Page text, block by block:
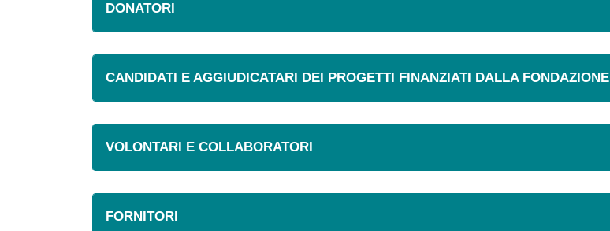
DONATORI
CANDIDATI E AGGIUDICATARI DEI PROGETTI FINANZIATI DALLA FONDAZIONE
VOLONTARI E COLLABORATORI
FORNITORI